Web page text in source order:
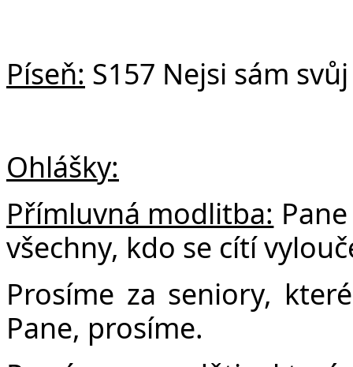
Píseň: S157 Nejsi sám svůj
Ohlášky:
Přímluvná modlitba:
všechny, kdo se cítí
Prosíme za seniory,
Pane, prosíme.